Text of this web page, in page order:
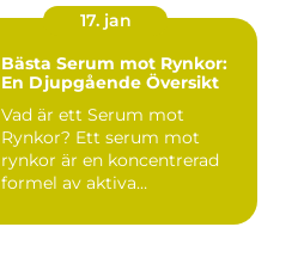
17. jan
Bästa Serum mot Rynkor:
En Djupgående Översikt
Vad är ett Serum mot
Rynkor? Ett serum mot
rynkor är en koncentrerad
formel av aktiva